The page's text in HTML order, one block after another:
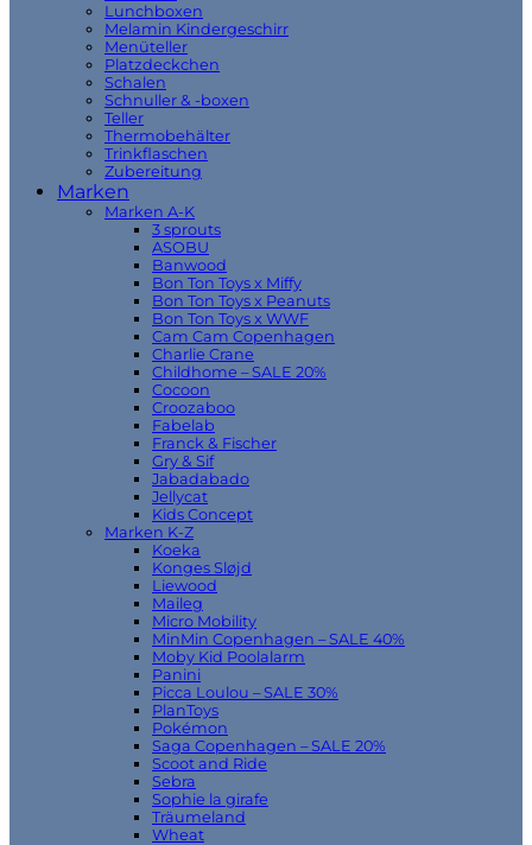
Lunchboxen
Melamin Kindergeschirr
Menüteller
Platzdeckchen
Schalen
Schnuller & -boxen
Teller
Thermobehälter
Trinkflaschen
Zubereitung
Marken
Marken A-K
3 sprouts
ASOBU
Banwood
Bon Ton Toys x Miffy
Bon Ton Toys x Peanuts
Bon Ton Toys x WWF
Cam Cam Copenhagen
Charlie Crane
Childhome – SALE 20%
Cocoon
Croozaboo
Fabelab
Franck & Fischer
Gry & Sif
Jabadabado
Jellycat
Kids Concept
Marken K-Z
Koeka
Konges Sløjd
Liewood
Maileg
Micro Mobility
MinMin Copenhagen – SALE 40%
Moby Kid Poolalarm
Panini
Picca Loulou – SALE 30%
PlanToys
Pokémon
Saga Copenhagen – SALE 20%
Scoot and Ride
Sebra
Sophie la girafe
Träumeland
Wheat